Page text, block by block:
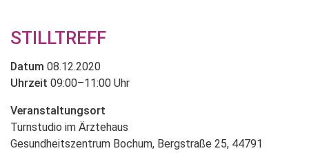
STILLTREFF
Datum 08.12.2020
Uhrzeit 09:00–11:00 Uhr
Veranstaltungsort
Turnstudio im Ärztehaus
Gesundheitszentrum Bochum, Bergstraße 25, 44791